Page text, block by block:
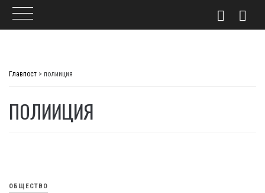
Главпост > полииция
ПОЛИИЦИЯ
ОБЩЕСТВО